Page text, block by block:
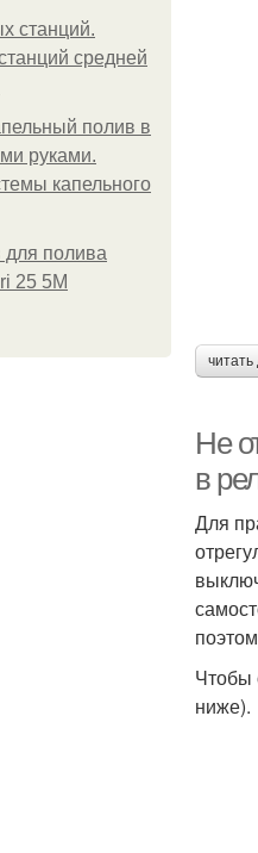
станций.
средней
полив в
руками.
капельного
для полива
25 5M
Не
в
Для
Чтобы
ниже).